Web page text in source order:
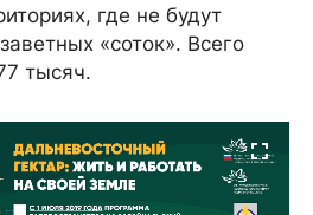
где не будут
«соток». Всего
тысяч.